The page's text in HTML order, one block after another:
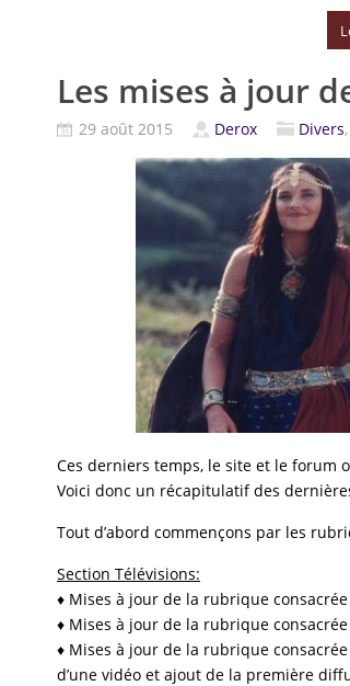
Les mises à jour
29 août 2015 Derox Divers,
Ces derniers temps, le site et le forum
Voici donc un récapitulatif des
Tout d’abord commençons par les
Section Télévisions:
♦ Mises à jour de la rubrique
♦ Mises à jour de la rubrique
♦ Mises à jour de la rubrique
d’une vidéo et ajout de la première